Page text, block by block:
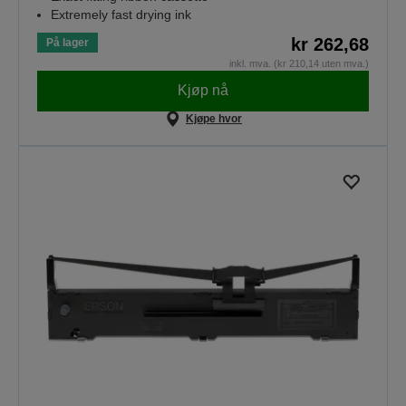
Extremely fast drying ink
På lager kr 262,68
inkl. mva. (kr 210,14 uten mva.)
Kjøp nå
Kjøpe hvor